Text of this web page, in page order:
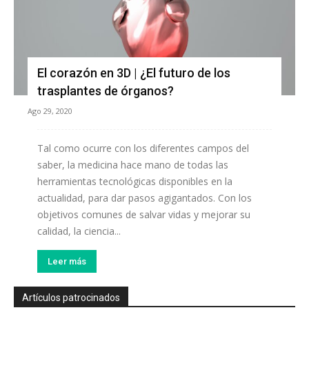
El corazón en 3D | ¿El futuro de los
trasplantes de órganos?
Ago 29, 2020
Tal como ocurre con los diferentes campos del
saber, la medicina hace mano de todas las
herramientas tecnológicas disponibles en la
actualidad, para dar pasos agigantados. Con los
objetivos comunes de salvar vidas y mejorar su
calidad, la ciencia...
Leer más
Artículos patrocinados